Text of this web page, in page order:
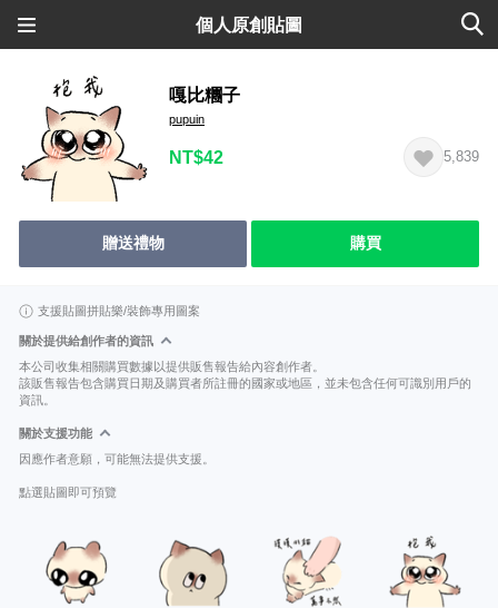
個人原創貼圖
嘎比糰子
pupuin
NT$42 5,839
贈送禮物 購買
支援貼圖拼貼樂/裝飾專用圖案
關於提供給創作者的資訊
本公司收集相關購買數據以提供販售報告給內容創作者。
該販售報告包含購買日期及購買者所註冊的國家或地區，並未包含任何可識別用戶的
資訊。
關於支援功能
因應作者意願，可能無法提供支援。
點選貼圖即可預覽